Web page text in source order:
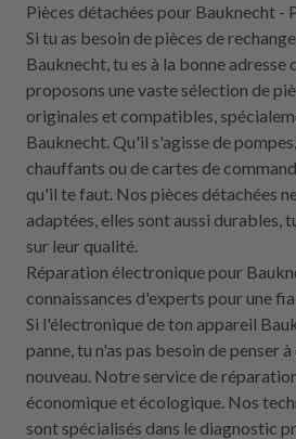
Pièces détachées pour Bauknecht -
Si tu as besoin de pièces de
Bauknecht, tu es à la bonne adresse
proposons une vaste sélection de
originales et compatibles,
Bauknecht. Qu'il s'agisse de
chauffants ou de cartes de
qu'il te faut. Nos pièces détachées
adaptées, elles sont aussi durables,
sur leur qualité.
Réparation électronique pour
connaissances d'experts pour une
Si l'électronique de ton appareil
panne, tu n'as pas besoin de penser
nouveau. Notre service de
économique et écologique. Nos
sont spécialisés dans le diagnostic